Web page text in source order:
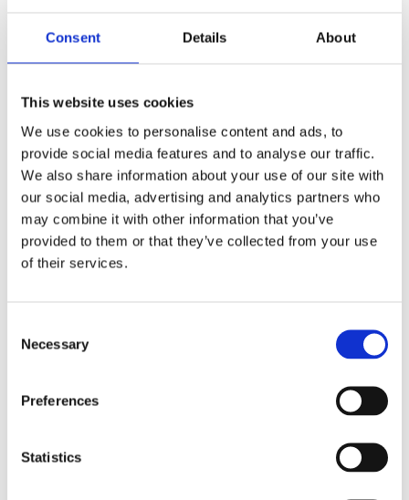
Consent Details About
This website uses cookies
We use cookies to personalise content and ads, to
provide social media features and to analyse our traffic.
We also share information about your use of our site with
our social media, advertising and analytics partners who
may combine it with other information that you’ve
provided to them or that they’ve collected from your use
of their services.
Selection
Necessary
Preferences
Statistics
KÖP
Fenix HM23V2.0
300Lm - 1st AA Batteri
Uppladdningsbar USB-C -
IP68 - 2 års garanti -